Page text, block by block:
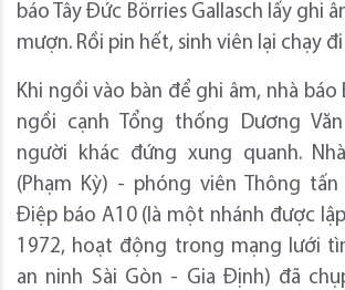
báo Tây Đức Börries Gallasch lấy ghi
mượn. Rồi pin hết, sinh viên lại chạy
Khi ngồi vào bàn để ghi âm, nhà báo
ngồi cạnh Tổng thống Dương
người khác đứng xung quanh.
(Phạm Kỳ) - phóng viên Thông
Điệp báo A10 (là một nhánh được
1972, hoạt động trong mạng lưới
an ninh Sài Gòn - Gia Định) đã